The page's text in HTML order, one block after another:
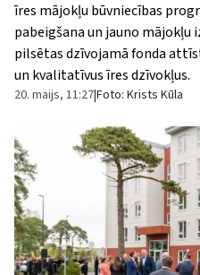
īres mājokļu būvniecības
pabeigšana un jauno mājokļu
pilsētas dzīvojamā fonda
un kvalitatīvus īres dzīvokļus.
20. maijs, 11:27|Foto: Krists Kūla